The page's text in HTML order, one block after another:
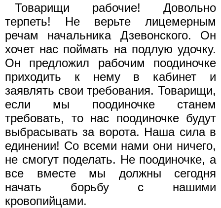
Товарищи рабочие! Довольно
терпеть! Не верьте лицемерным
речам начальника Дзевонского. Он
хочет нас поймать на подлую удочку.
Он предложил рабочим поодиночке
приходить к нему в кабинет и
заявлять свои требования. Товарищи,
если мы поодиночке станем
требовать, то нас поодиночке будут
выбрасывать за ворота. Наша сила в
единении! Со всеми нами они ничего,
не смогут поделать. Не поодиночке, а
все вместе мы должны сегодня
начать борьбу с нашими
кровопийцами.